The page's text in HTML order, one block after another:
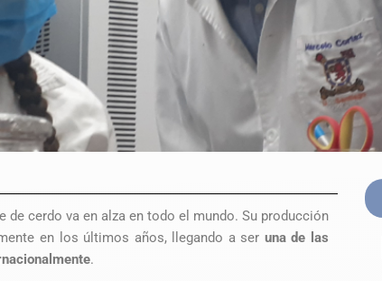
de cerdo va en alza en todo el mundo. Su producción
en los últimos años, llegando a ser una de las
.